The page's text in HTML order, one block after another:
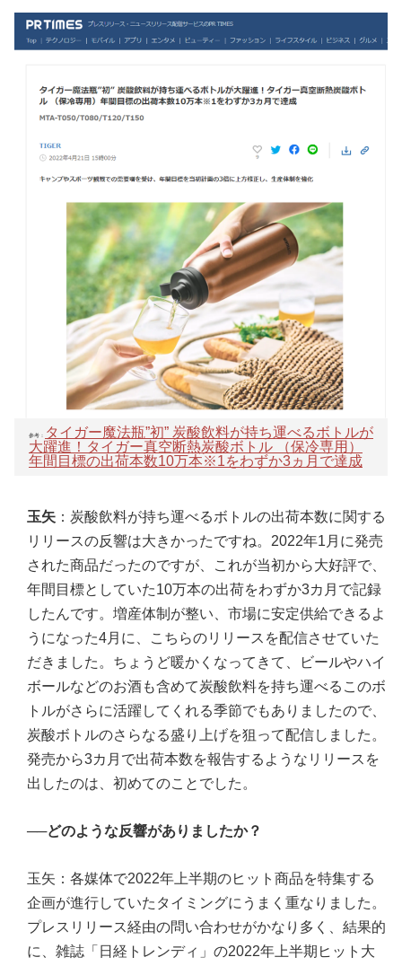
参考： タイガー魔法瓶”初” 炭酸飲料が持ち運べるボトルが
大躍進！タイガー真空断熱炭酸ボトル （保冷専用）
年間目標の出荷本数10万本※1をわずか3ヵ月で達成
玉矢 ：炭酸飲料が持ち運べるボトルの出荷本数に関する
リリースの反響は大きかったですね。2022年1月に発売
された商品だったのですが、これが当初から大好評で、
年間目標としていた10万本の出荷をわずか3カ月で記録
したんです。増産体制が整い、市場に安定供給できるよ
うになった4月に、こちらのリリースを配信させていた
だきました。ちょうど暖かくなってきて、ビールやハイ
ボールなどのお酒も含めて炭酸飲料を持ち運べるこのボ
トルがさらに活躍してくれる季節でもありましたので、
炭酸ボトルのさらなる盛り上げを狙って配信しました。
発売から3カ月で出荷本数を報告するようなリリースを
出したのは、初めてのことでした。
──どのような反響がありましたか？
玉矢：各媒体で2022年上半期のヒット商品を特集する
企画が進行していたタイミングにうまく重なりました。
プレスリリース経由の問い合わせがかなり多く、結果的
に、雑誌「日経トレンディ」の2022年上半期ヒット大